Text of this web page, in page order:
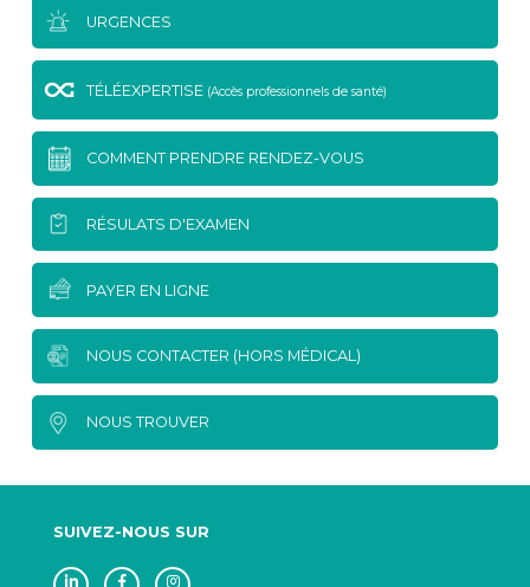
URGENCES
TÉLÉEXPERTISE (Accès professionnels de santé)
COMMENT PRENDRE RENDEZ-VOUS
RÉSULATS D'EXAMEN
PAYER EN LIGNE
NOUS CONTACTER (HORS MÉDICAL)
NOUS TROUVER
SUIVEZ-NOUS SUR